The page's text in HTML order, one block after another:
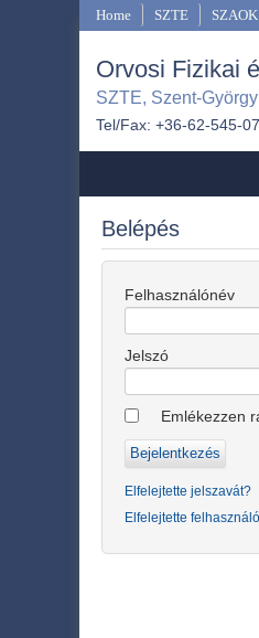
Home SZTE SZAOK
Orvosi Fizikai
SZTE, Szent-
Tel/Fax: +36-62-545-
Belépés
Felhasználónév
Jelszó
Emlékezzen
Elfelejtette jelszavát?
Elfelejtette